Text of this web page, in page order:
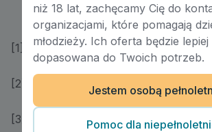
[1] Art. 111 k.r.o.
[2] Art. 112 k.r.o.
[3] Postanowienie SN z 02.06.2000
niż 18 lat, zachęcamy Cię do
organizacjami, które pomagają
młodzieży. Ich oferta będzie lepiej
dopasowana do Twoich potrzeb.
Jestem osobą
Pomoc dla